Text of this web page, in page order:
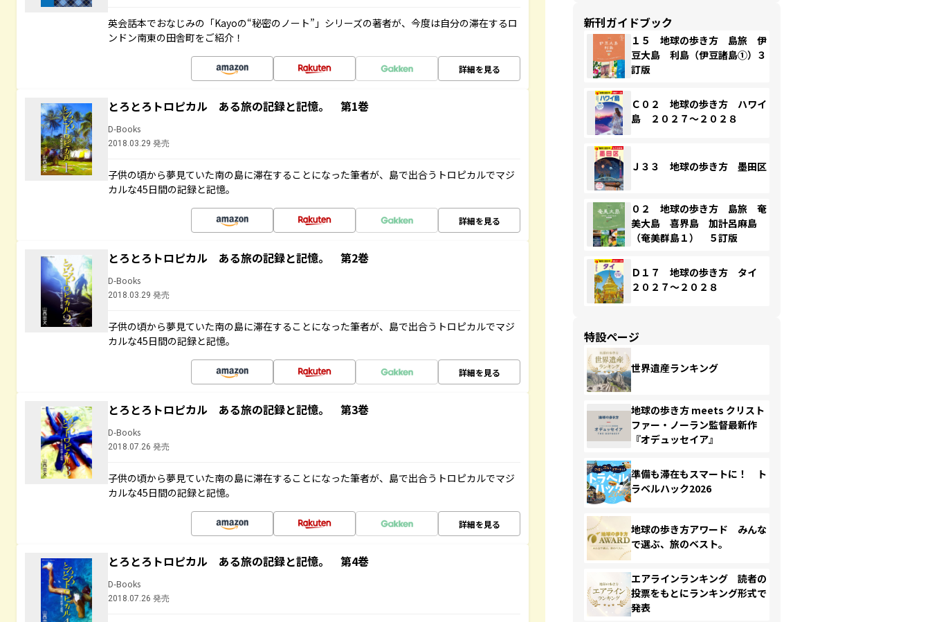
英会話本でおなじみの「Kayoの“秘密のノート”」シリーズの著者が、今度は自分の滞在するロ
ンドン南東の田舎町をご紹介！
詳細を見る
とろとろトロピカル ある旅の記録と記憶。 第1巻
D-Books
2018.03.29 発売
子供の頃から夢見ていた南の島に滞在することになった筆者が、島で出合うトロピカルでマジ
カルな45日間の記録と記憶。
詳細を見る
とろとろトロピカル ある旅の記録と記憶。 第2巻
D-Books
2018.03.29 発売
子供の頃から夢見ていた南の島に滞在することになった筆者が、島で出合うトロピカルでマジ
カルな45日間の記録と記憶。
詳細を見る
とろとろトロピカル ある旅の記録と記憶。 第3巻
D-Books
2018.07.26 発売
子供の頃から夢見ていた南の島に滞在することになった筆者が、島で出合うトロピカルでマジ
カルな45日間の記録と記憶。
詳細を見る
とろとろトロピカル ある旅の記録と記憶。 第4巻
D-Books
2018.07.26 発売
新刊ガイドブック
１５ 地球の歩き方 島旅 伊
豆大島 利島（伊豆諸島①）３
訂版
Ｃ０２ 地球の歩き方 ハワイ
島 ２０２７～２０２８
Ｊ３３ 地球の歩き方 墨田区
０２ 地球の歩き方 島旅 奄
美大島 喜界島 加計呂麻島
（奄美群島１） ５訂版
Ｄ１７ 地球の歩き方 タイ
２０２７～２０２８
特設ページ
世界遺産ランキング
地球の歩き方 meets クリスト
ファー・ノーラン監督最新作
『オデュッセイア』
準備も滞在もスマートに！ ト
ラベルハック2026
地球の歩き方アワード みんな
で選ぶ、旅のベスト。
エアラインランキング 読者の
投票をもとにランキング形式で
発表